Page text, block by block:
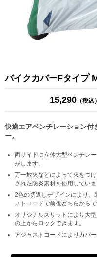
バイクカバーFタイプ
15,290 （税込）
快適エアベンチレーション付
ー。
両サイドに立体大型ベンチレ
がします。
万一放火などによって火をつ
された防炎素材を使用していま
2色の切返しデザインにより、
ストコードで前後どちらから
オリジナルスリットにより大
の上からロックできます。
アジャストコードによりカバ